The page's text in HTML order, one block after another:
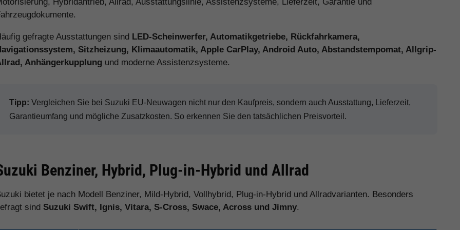
gefragte Ausstattungen sind LED-Scheinwerfer, Automatikgetriebe, Rückfahrkamera,
Sitzheizung, Klimaautomatik, Apple CarPlay, Android Auto, Abstandstempomat, Allgrip-
Anhängerkupplung und moderne Assistenzsysteme.
Tipp: Vergleichen Sie bei Suzuki EU-Neuwagen nicht nur den Kaufpreis, sondern auch Ausstattung, Lieferzeit,
Garantieumfang und mögliche Zusatzkosten. So erkennen Sie den tatsächlichen Preisvorteil.
Benziner, Hybrid, Plug-in-Hybrid und Allrad
bietet je nach Modell Benziner, Mild-Hybrid, Vollhybrid, Plug-in-Hybrid und Allradvarianten. Besonders
sind Suzuki Swift, Ignis, Vitara, S-Cross, Swace, Across und Jimny.